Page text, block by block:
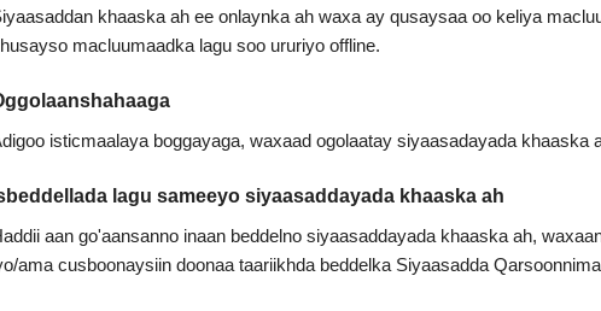
khaaska ah ee onlaynka ah waxa ay qusaysaa oo keliya
macluumaadka lagu soo ururiyo offline.
isticmaalaya boggayaga, waxaad ogolaatay siyaasadayada khaaska
lagu sameeyo siyaasaddayada khaaska ah
aan go'aansanno inaan beddelno siyaasaddayada khaaska ah,
ama cusboonaysiin doonaa taariikhda beddelka Siyaasadda